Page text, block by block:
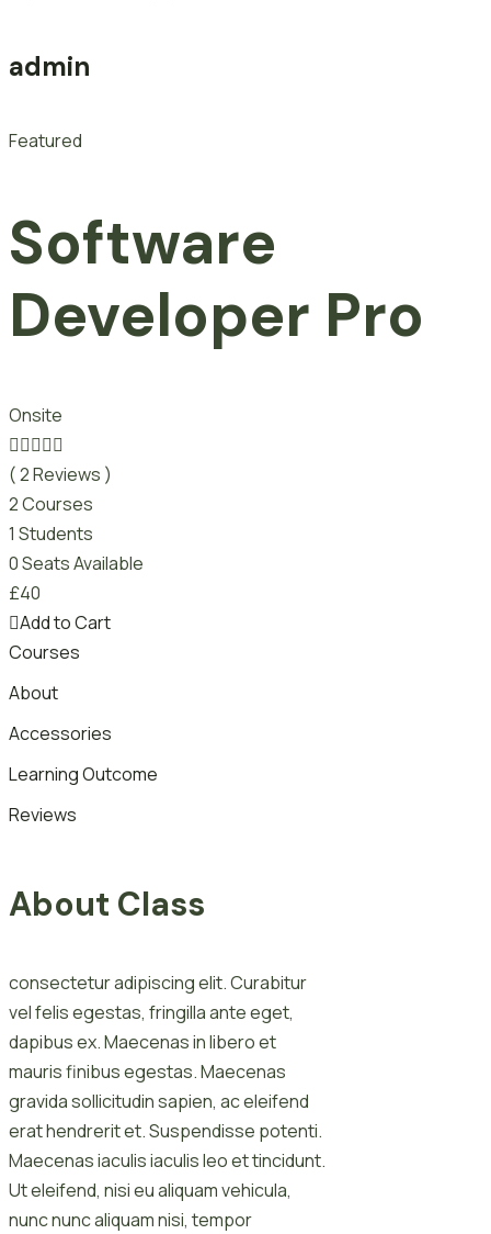
admin
Featured
Software
Developer Pro
Onsite
( 2 Reviews )
2 Courses
1 Students
0 Seats Available
£40
Add to Cart
Courses
About
Accessories
Learning Outcome
Reviews
About Class
consectetur adipiscing elit. Curabitur
vel felis egestas, fringilla ante eget,
dapibus ex. Maecenas in libero et
mauris finibus egestas. Maecenas
gravida sollicitudin sapien, ac eleifend
erat hendrerit et. Suspendisse potenti.
Maecenas iaculis iaculis leo et tincidunt.
Ut eleifend, nisi eu aliquam vehicula,
nunc nunc aliquam nisi, tempor